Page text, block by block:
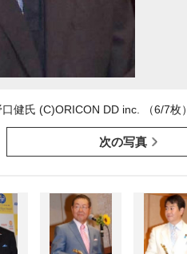
健氏 (C)ORICON DD inc. （6/7枚）
次の写真